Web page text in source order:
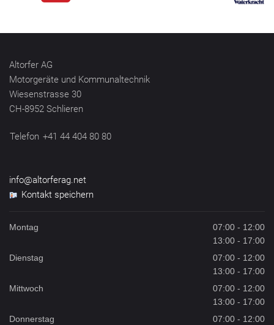
Altorfer AG
Motorgeräte und Kommunaltechnik
Wiesenstrasse 30
CH-8952 Schlieren
Telefon +41 44 404 80 80
info@altorferag.net
Kontakt speichern
Montag
07:00 - 12:00
13:00 - 17:00
Dienstag
07:00 - 12:00
13:00 - 17:00
Mittwoch
07:00 - 12:00
13:00 - 17:00
Donnerstag
07:00 - 12:00